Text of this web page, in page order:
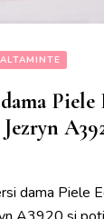
dama Piele